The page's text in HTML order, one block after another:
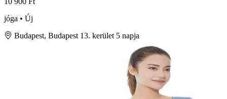
jóga • Új
Budapest, Budapest 13. kerület 5 napja